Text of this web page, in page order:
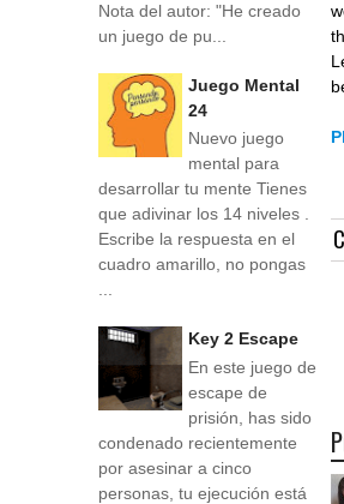
Nota del autor: "He creado
un juego de pu...
Juego Mental
24
Nuevo juego
mental para
desarrollar tu mente Tienes
que adivinar los 14 niveles .
Escribe la respuesta en el
cuadro amarillo, no pongas
...
Key 2 Escape
En este juego de
escape de
prisión, has sido
condenado recientemente
por asesinar a cinco
personas, tu ejecución está